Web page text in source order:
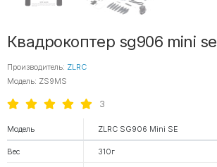
Квадрокоптер sg906 mini se
Производитель: ZLRC
Модель: ZS9MS
3
Модель ZLRC SG906 Mini SE
Вес 310г